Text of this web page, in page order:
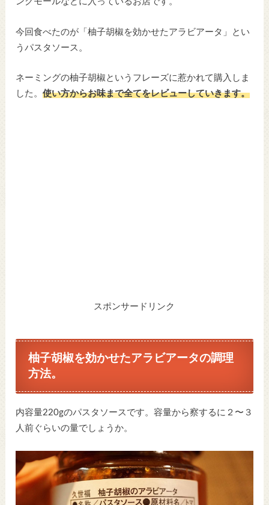
今回食べたのが「柚子胡椒を効かせたアラビアータ」とい
うパスタソース。
ネーミングの柚子胡椒というフレーズに惹かれて購入しま
した。使い方からお味まで全てをレビューしていきます。
スポンサードリンク
柚子胡椒を効かせたアラビアータの調理
方法。
内容量220gのパスタソースです。容量から察するに２〜３
人前ぐらいの量でしょうか。